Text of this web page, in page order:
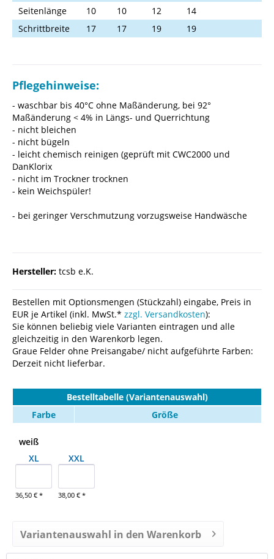
Seitenlänge
10 10 12
14
Schrittbreite
17 17 19 19
Pflegehinweise:
- waschbar bis 40°C ohne Maßänderung, bei 92°
Maßänderung < 4% in Längs- und Querrichtung
- nicht bleichen
- nicht bügeln
- leicht chemisch reinigen (geprüft mit CWC2000 und
DanKlorix
- nicht im Trockner trocknen
- kein Weichspüler!
- bei geringer Verschmutzung vorzugsweise Handwäsche
Hersteller: tcsb e.K.
Bestellen mit Optionsmengen (Stückzahl) eingabe, Preis in
EUR je Artikel (inkl. MwSt.* zzgl. Versandkosten):
Sie können beliebig viele Varianten eintragen und alle
gleichzeitig in den Warenkorb legen.
Graue Felder ohne Preisangabe/ nicht aufgeführte Farben:
Derzeit nicht lieferbar.
Bestelltabelle (Variantenauswahl)
Farbe
Größe
weiß
XL
36,50 € *
XXL
38,00 € *
Variantenauswahl in den Warenkorb